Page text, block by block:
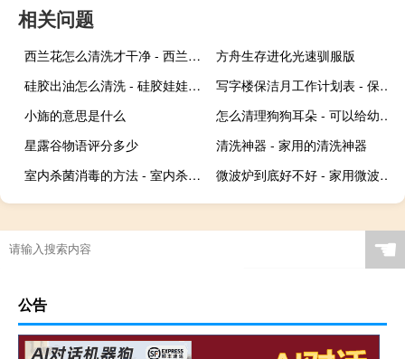
相关问题
西兰花怎么清洗才干净 - 西兰花怎么洗怎么做
方舟生存进化光速驯服版
硅胶出油怎么清洗 - 硅胶娃娃出油有害健康吗
写字楼保洁月工作计划表 - 保洁每月详细工作计划
小旆的意思是什么
怎么清理狗狗耳朵 - 可以给幼犬用婴儿湿巾吗
星露谷物语评分多少
清洗神器 - 家用的清洗神器
室内杀菌消毒的方法 - 室内杀菌消毒用什么最好
微波炉到底好不好 - 家用微波炉好吗
☚
公告